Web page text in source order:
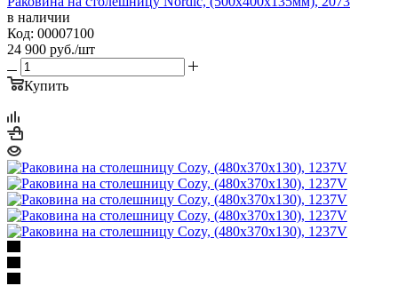
в наличии
Код: 00007100
24 900 руб./шт
Купить